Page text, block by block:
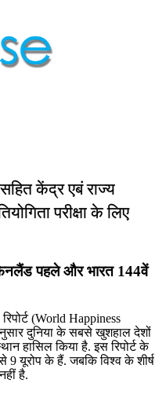
केंद्र एबं राज्य
परीक्षा के लिए
फिनलैंड पहले और भारत 144वें
(World Happiness
दुनिया के सबसे खुशहाल देशों
हासिल किया है. इस रिपोर्ट के
9 यूरोप के हैं. जबकि विश्व के शीर्ष
है.